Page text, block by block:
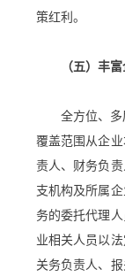
策红利。
（五）丰
全方位、
覆盖范围从企
责人、财务负
支机构及所属
务的委托代理
业相关人员以
关务负责人、